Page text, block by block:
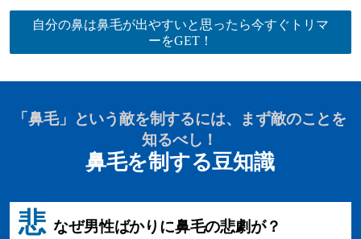
自分の鼻は鼻毛が出やすいと思ったら今すぐトリマ
ーをGET！
「鼻毛」という敵を制するには、まず敵のことを
知るべし！
鼻毛を制する豆知識
悲なぜ男性ばかりに鼻毛の悲劇が？